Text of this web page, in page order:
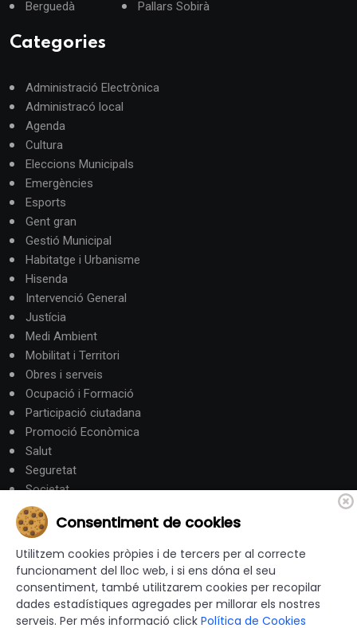
Berguedà
Pallars Sobirà
Categories
Administració Electrònica
Administracó local
Agenda
Cultura
Eleccions Municipals
Emergències
Esports
Gent gran
Gestió Municipal
Habitatge i Urbanisme
Hisenda
Intervenció General
Justícia
Medi Ambient
Mobilitat i Territori
Obres i serveis
Ocupació i Formació
Participació ciutadana
Promoció Econòmica
Salut
Seguretat
Societat
Turisme
Altres Canals
canalandorra.ad
Consentiment de cookies
Utilitzem cookies pròpies i de tercers per al correcte
funcionament del lloc web, i si ens dóna el seu
consentiment, també utilitzarem cookies per recopilar
dades estadístiques agregades per millorar els nostres
serveis. Per més informació click Política de Cookies